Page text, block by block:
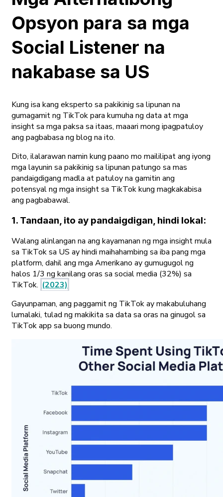
Opsyon para sa mga
Social Listener na
nakabase sa US
Kung isa kang eksperto sa pakikinig sa lipunan na
gumagamit ng TikTok para kumuha ng data at mga
insight sa mga paksa sa itaas, maaari mong ipagpatuloy
ang pagbabasa ng blog na ito.
Dito, ilalarawan namin kung paano mo maililipat ang iyong
mga layunin sa pakikinig sa lipunan patungo sa mas
pandaigdigang madla at patuloy na gamitin ang
potensyal ng mga insight sa TikTok kung magkakabisa
ang pagbabawal.
1. Tandaan, ito ay pandaigdigan, hindi lokal:
Walang alinlangan na ang kayamanan ng mga insight mula
sa TikTok sa US ay hindi maihahambing sa iba pang mga
platform, dahil ang mga Amerikano ay gumugugol ng
halos 1/3 ng kanilang oras sa social media (32%) sa
TikTok. (2023)
Gayunpaman, ang paggamit ng TikTok ay makabuluhang
lumalaki, tulad ng makikita sa data sa oras na ginugol sa
TikTok app sa buong mundo.